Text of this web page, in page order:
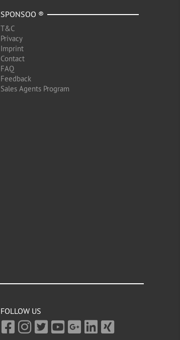
SPONSOO ®
T&C
Privacy
Imprint
Contact
FAQ
Feedback
Sales Agents Program
FOLLOW US